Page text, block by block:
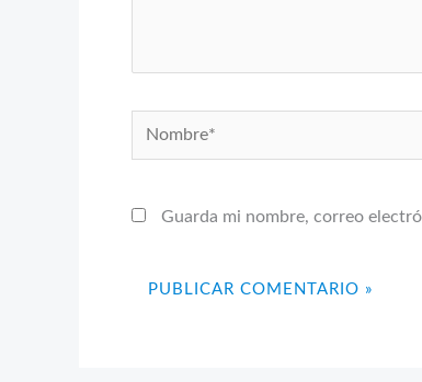
Nombre*
Guarda mi nombre, correo